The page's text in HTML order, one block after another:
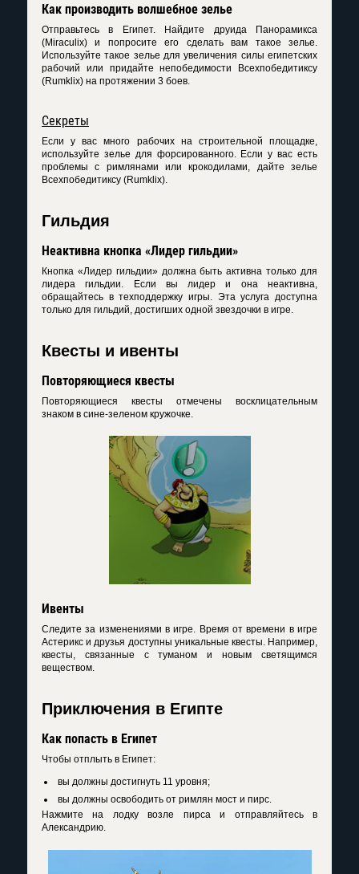
Как производить волшебное зелье
Отправьтесь в Египет. Найдите друида Панорамикса
(Miraculix) и попросите его сделать вам такое зелье.
Используйте такое зелье для увеличения силы египетских
рабочий или придайте непобедимости Всехпобедитиксу
(Rumklix) на протяжении 3 боев.
Секреты
Если у вас много рабочих на строительной площадке,
используйте зелье для форсированного. Если у вас есть
проблемы с римлянами или крокодилами, дайте зелье
Всехпобедитиксу (Rumklix).
Гильдия
Неактивна кнопка «Лидер гильдии»
Кнопка «Лидер гильдии» должна быть активна только для
лидера гильдии. Если вы лидер и она неактивна,
обращайтесь в техподдержку игры. Эта услуга доступна
только для гильдий, достигших одной звездочки в игре.
Квесты и ивенты
Повторяющиеся квесты
Повторяющиеся квесты отмечены восклицательным
знаком в сине-зеленом кружочке.
Ивенты
Следите за изменениями в игре. Время от времени в игре
Астерикс и друзья доступны уникальные квесты. Например,
квесты, связанные с туманом и новым светящимся
веществом.
Приключения в Египте
Как попасть в Египет
Чтобы отплыть в Египет:
вы должны достигнуть 11 уровня;
вы должны освободить от римлян мост и пирс.
Нажмите на лодку возле пирса и отправляйтесь в
Александрию.